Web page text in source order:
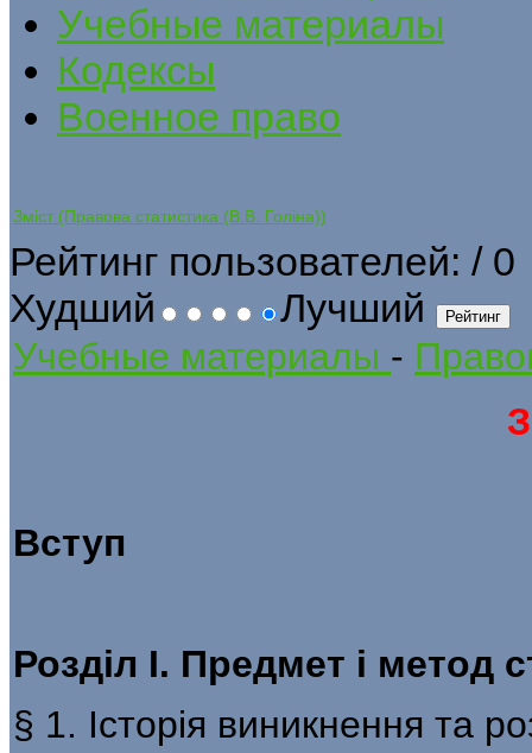
Учебные материалы
Кодексы
Военное право
Зміст (Правова статистика (В.В. Голіна))
Рейтинг пользователей: / 0
Худший
Лучший
Учебные материалы -
Вступ
Розділ І. Предмет і метод
§ 1. Історія виникнення та